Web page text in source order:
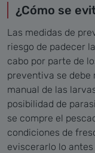
¿Cómo se
Las medidas de
riesgo de padecer
cabo por parte de
preventiva se debe
manual de las
posibilidad de
se compre el
condiciones de
eviscerarlo lo antes